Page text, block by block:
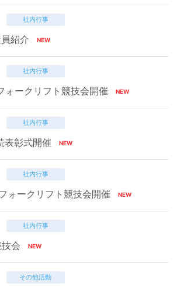
社内行事
紹介
社内行事
ークリフト競技会開催
社内行事
表彰式開催
社内行事
ークリフト競技会開催
社内行事
会
その他活動